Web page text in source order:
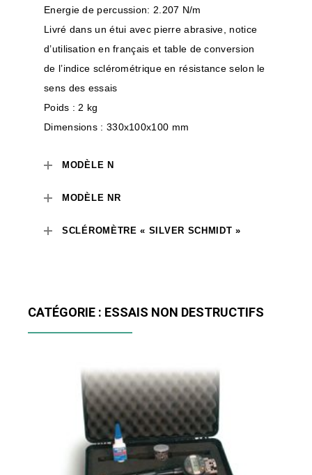
Energie de percussion: 2.207 N/m
Livré dans un étui avec pierre abrasive, notice
d’utilisation en français et table de conversion
de l’indice sclérométrique en résistance selon le
sens des essais
Poids : 2 kg
Dimensions : 330x100x100 mm
MODÈLE N
MODÈLE NR
SCLÉROMÈTRE « SILVER SCHMIDT »
CATÉGORIE : ESSAIS NON DESTRUCTIFS